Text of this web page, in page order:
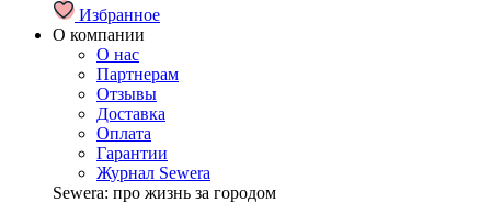
Избранное
О компании
О нас
Партнерам
Отзывы
Доставка
Оплата
Гарантии
Журнал Sewera
Sewera: про жизнь за городом